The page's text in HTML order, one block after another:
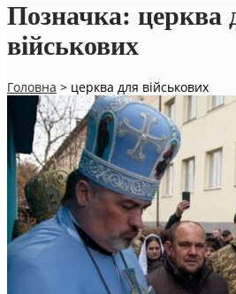
Позначка: церква
військових
Головна > церква для військових